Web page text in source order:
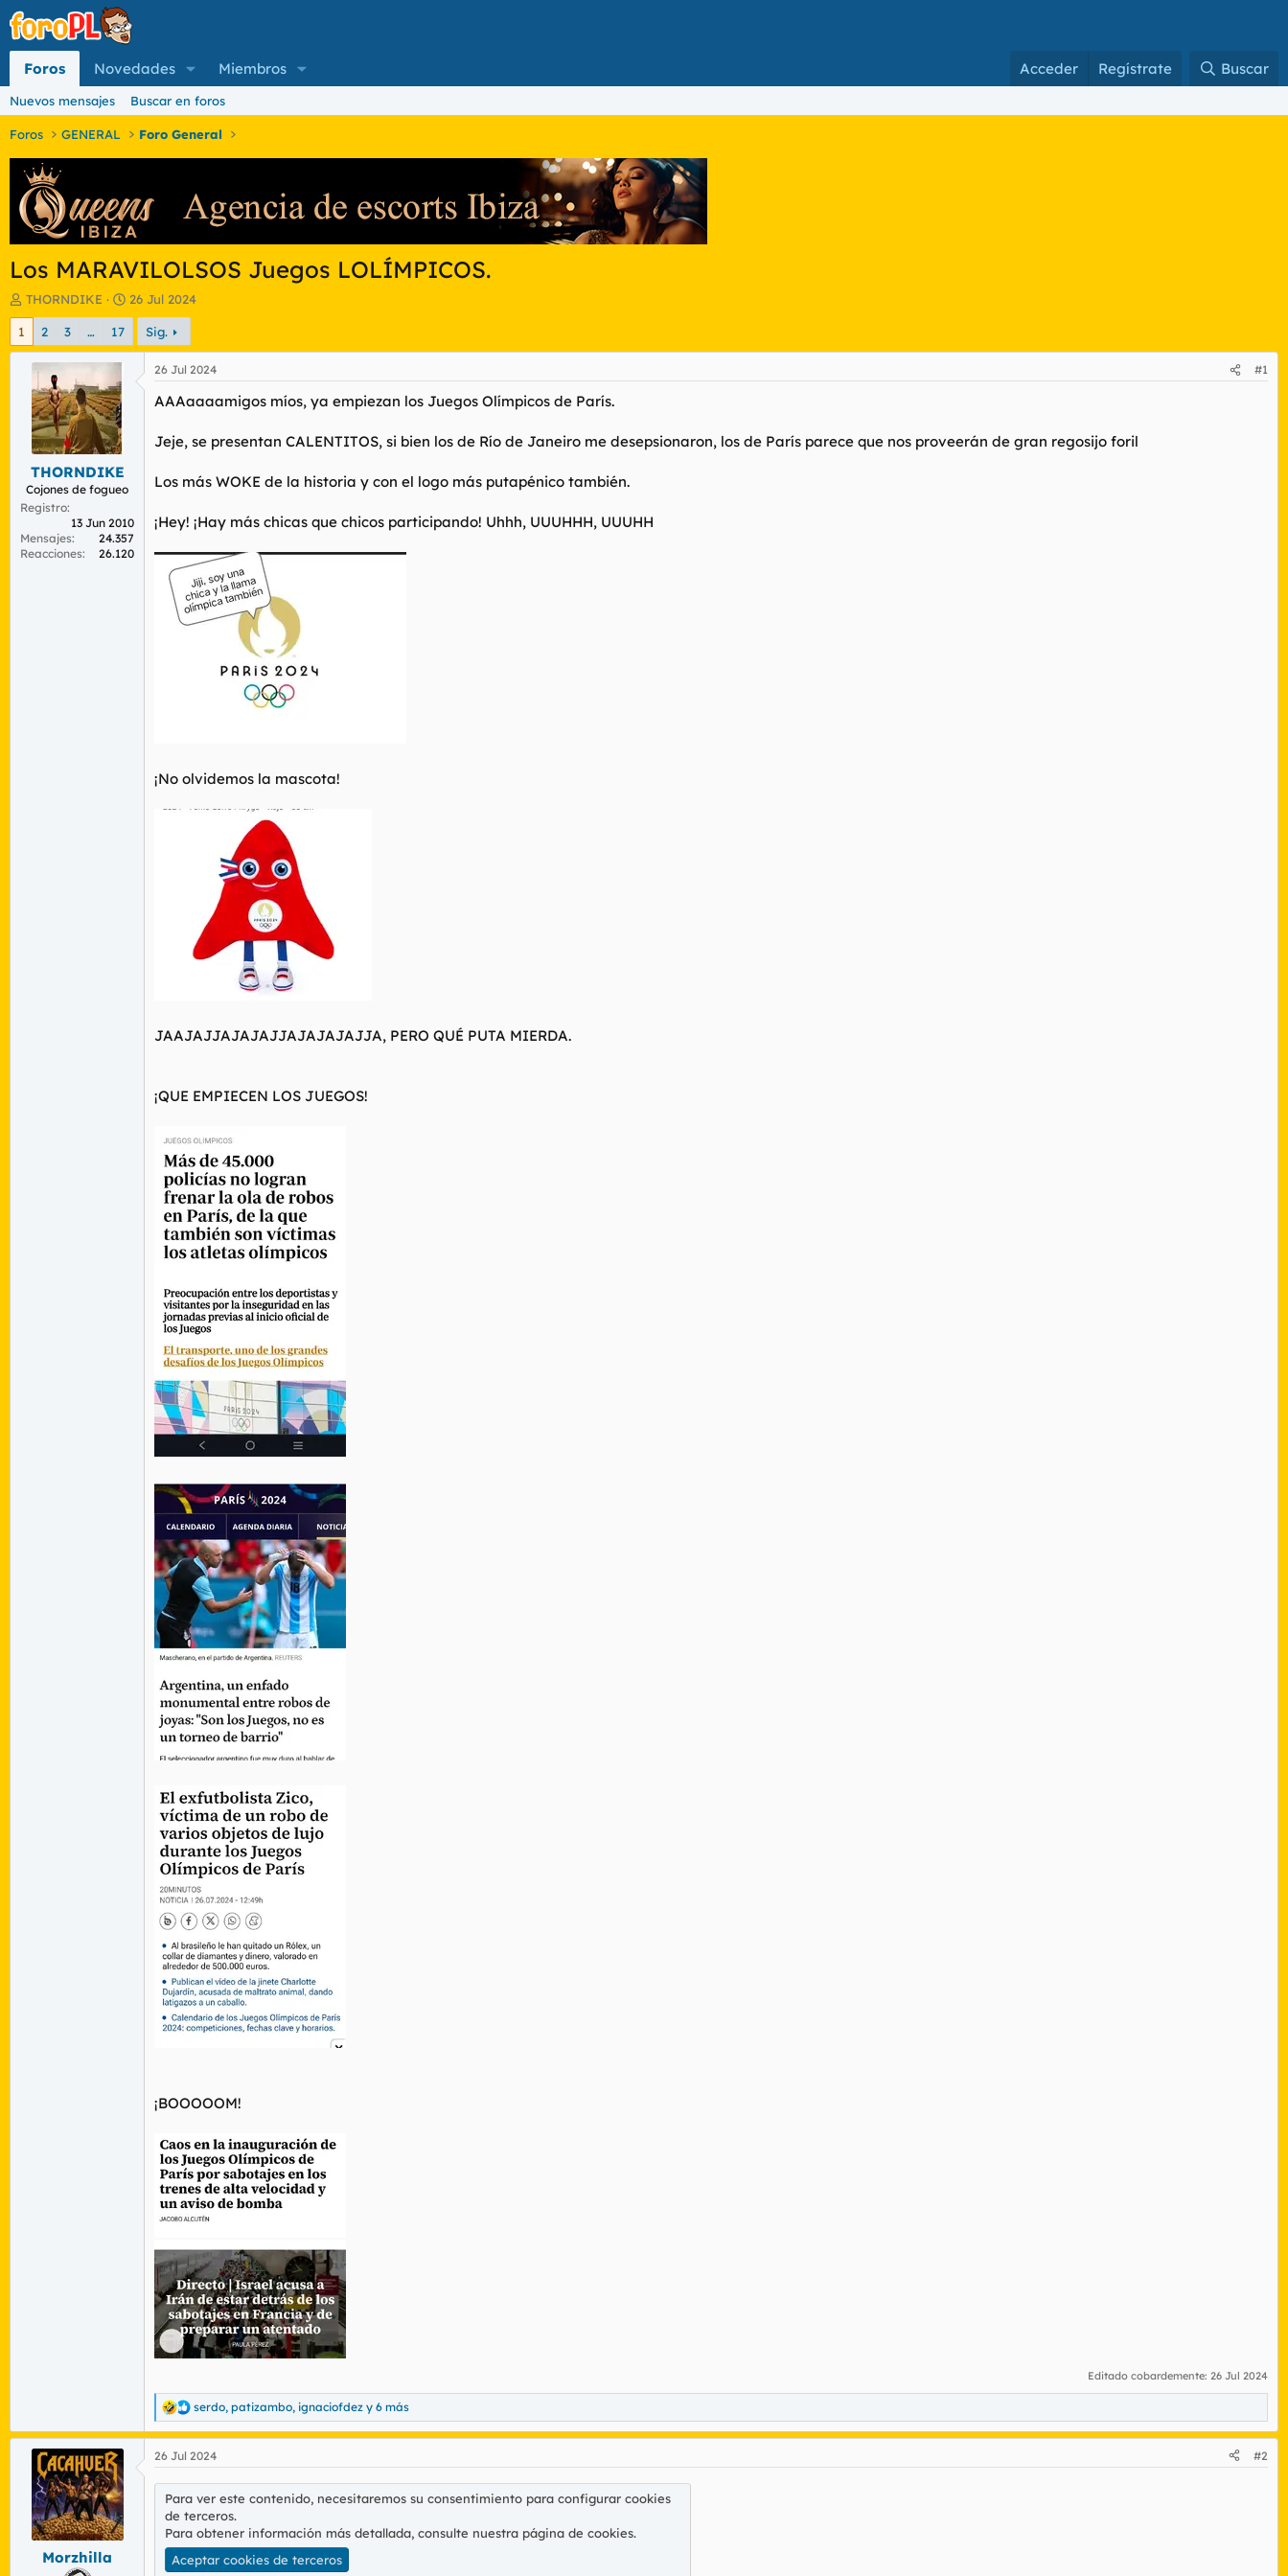
Foros Novedades Miembros Acceder Regístrate Buscar
Nuevos mensajes Buscar en foros
Foros GENERAL Foro General
Los MARAVILOLSOS Juegos LOLÍMPICOS.
I
n
c
d
o
d
e
l
t
m
a
THORNDIKE
F
e
h
26 Jul 2024
1 2 3 … 17 Sig.
THORNDIKE
Cojones de fogueo
Registro
13 Jun 2010
Mensajes
24.357
Reacciones
26.120
26 Jul 2024 #1
AAAaaaamigos míos, ya empiezan los Juegos Olímpicos de París.
Jeje, se presentan CALENTITOS, si bien los de Río de Janeiro me desepsionaron, los de París parece que nos proveerán de gran regosijo foril
Los más WOKE de la historia y con el logo más putapénico también.
¡Hey! ¡Hay más chicas que chicos participando! Uhhh, UUUHHH, UUUHH
¡No olvidemos la mascota!
JAAJAJJAJAJAJJAJAJAJAJJA, PERO QUÉ PUTA MIERDA.
¡QUE EMPIECEN LOS JUEGOS!
¡BOOOOOM!
Editado cobardemente: 26 Jul 2024
R
e
a
c
o
n
e
s
serdo, patizambo, ignaciofdez y 6 más
Morzhilla
26 Jul 2024 #2
Para ver este contenido, necesitaremos su consentimiento para configurar cookies
de terceros.
Para obtener información más detallada, consulte nuestra página de cookies.
Aceptar cookies de terceros